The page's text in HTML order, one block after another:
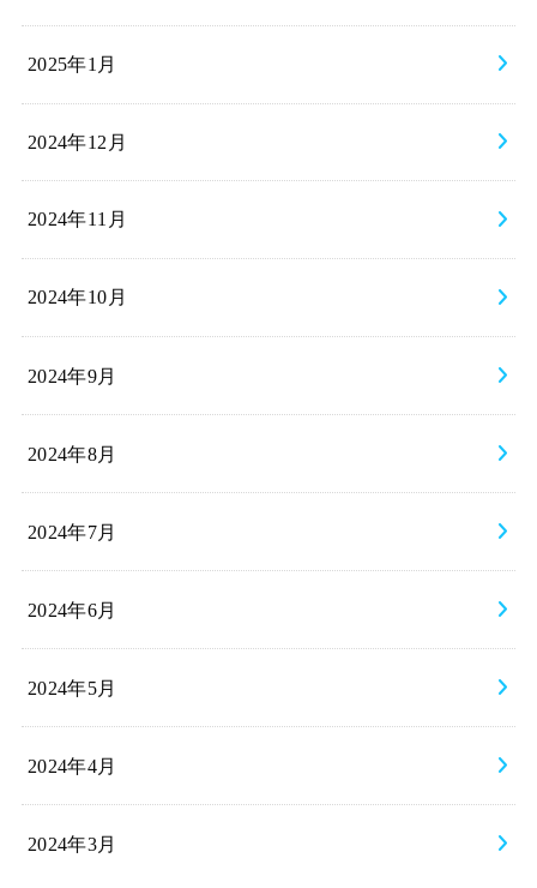
2025年1月
2024年12月
2024年11月
2024年10月
2024年9月
2024年8月
2024年7月
2024年6月
2024年5月
2024年4月
2024年3月